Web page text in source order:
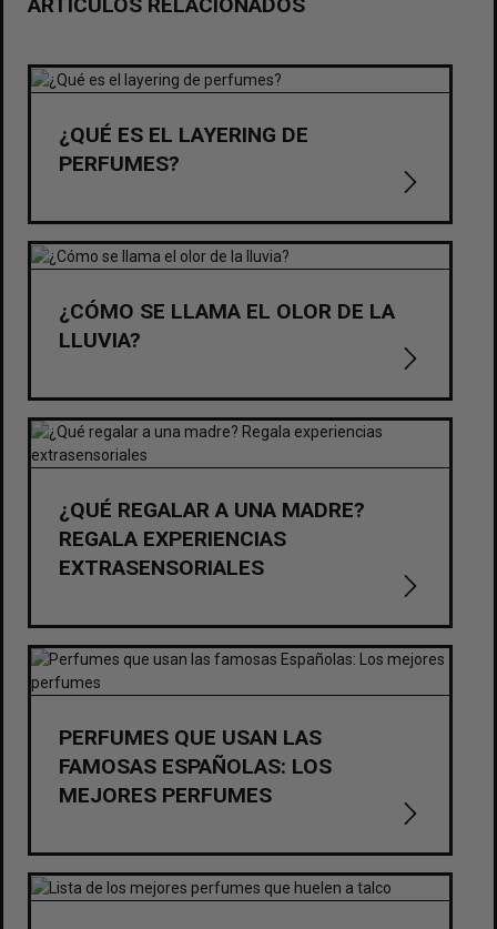
ARTÍCULOS RELACIONADOS
¿QUÉ ES EL LAYERING DE
PERFUMES?
¿CÓMO SE LLAMA EL OLOR DE LA
LLUVIA?
¿QUÉ REGALAR A UNA MADRE?
REGALA EXPERIENCIAS
EXTRASENSORIALES
PERFUMES QUE USAN LAS
FAMOSAS ESPAÑOLAS: LOS
MEJORES PERFUMES